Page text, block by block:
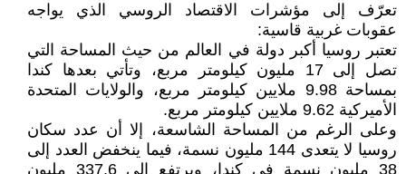
تعرّف إلى مؤشرات الاقتصاد الروسي الذي يواجه
عقوبات غربية قاسية:
تعتبر روسيا أكبر دولة في العالم من حيث المساحة التي
تصل إلى 17 مليون كيلومتر مربع، وتأتي بعدها كندا
بمساحة 9.98 ملايين كيلومتر مربع، والولايات المتحدة
الأميركية 9.62 ملايين كيلومتر مربع.
وعلى الرغم من المساحة الشاسعة، إلا أن عدد سكان
روسيا لا يتعدى 144 مليون نسمة، فيما ينخفض العدد إلى
38 مليون نسمة في كندا، ويرتفع إلى 337.6 مليون